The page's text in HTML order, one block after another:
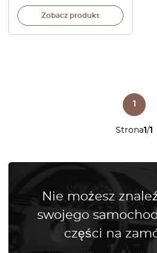
Zobacz produkt
Strona1/1
1
Nie możesz
swojego
części na